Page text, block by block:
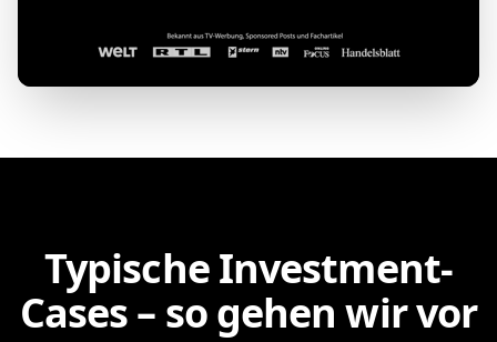
Typische Investment-
Cases – so gehen wir vor